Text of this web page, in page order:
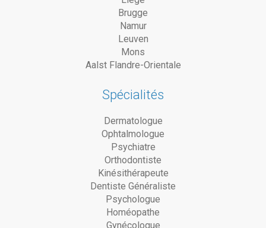
Brugge
Namur
Leuven
Mons
Aalst Flandre-Orientale
Spécialités
Dermatologue
Ophtalmologue
Psychiatre
Orthodontiste
Kinésithérapeute
Dentiste Généraliste
Psychologue
Homéopathe
Gynécologue